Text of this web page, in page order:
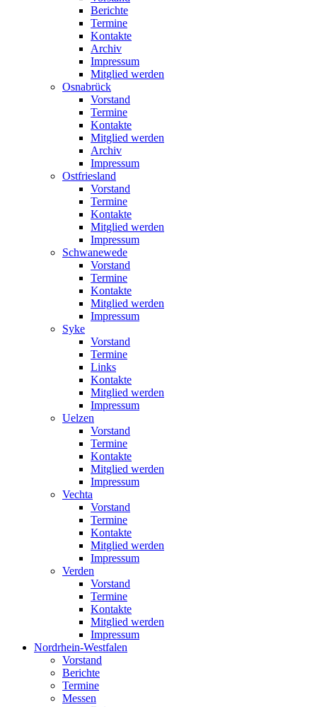
Berichte
Termine
Kontakte
Archiv
Impressum
Mitglied werden
Osnabrück
Vorstand
Termine
Kontakte
Mitglied werden
Archiv
Impressum
Ostfriesland
Vorstand
Termine
Kontakte
Mitglied werden
Impressum
Schwanewede
Vorstand
Termine
Kontakte
Mitglied werden
Impressum
Syke
Vorstand
Termine
Links
Kontakte
Mitglied werden
Impressum
Uelzen
Vorstand
Termine
Kontakte
Mitglied werden
Impressum
Vechta
Vorstand
Termine
Kontakte
Mitglied werden
Impressum
Verden
Vorstand
Termine
Kontakte
Mitglied werden
Impressum
Nordrhein-Westfalen
Vorstand
Berichte
Termine
Messen